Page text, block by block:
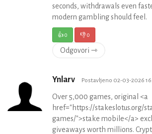
seconds, withdrawals even
modern gambling should feel.
👍0 👎0
Odgovori ⇾
Ynlarv Postavljeno 02-03-2026
Over 5,000 games, original <a
href="https://stakeslotus.org/
games/">stake mobile</a>
giveaways worth millions.